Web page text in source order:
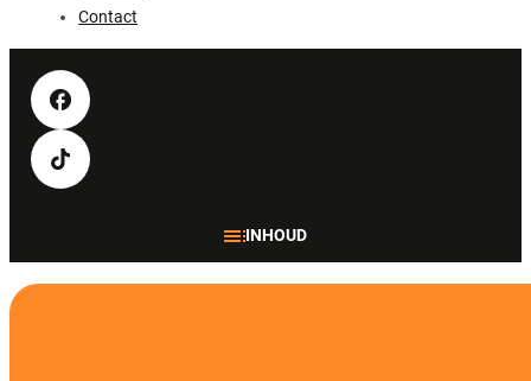
Contact
INHOUD